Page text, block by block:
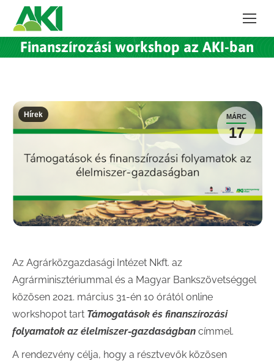
Finanszírozási workshop az AKI-ban
MÁRC
17
Hírek
Az Agrárközgazdasági Intézet Nkft. az
Agrárminisztériummal és a Magyar Bankszövetséggel
közösen 2021. március 31-én 10 órától online
workshopot tart Támogatások és finanszírozási
folyamatok az élelmiszer-gazdaságban címmel.
A rendezvény célja, hogy a résztvevők közösen